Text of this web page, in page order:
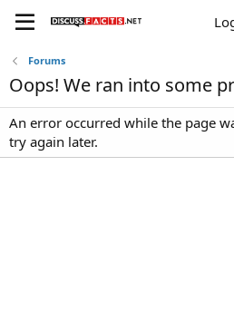
Forums
Oops! We ran into some
An error occurred while the page
try again later.